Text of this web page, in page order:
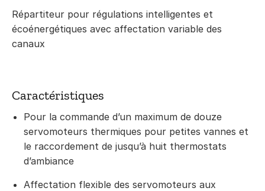
Répartiteur pour régulations intelligentes et
écoénergétiques avec affectation variable des
canaux
Caractéristiques
Pour la commande d’un maximum de douze
servomoteurs thermiques pour petites vannes et
le raccordement de jusqu’à huit thermostats
d’ambiance
Affectation flexible des servomoteurs aux